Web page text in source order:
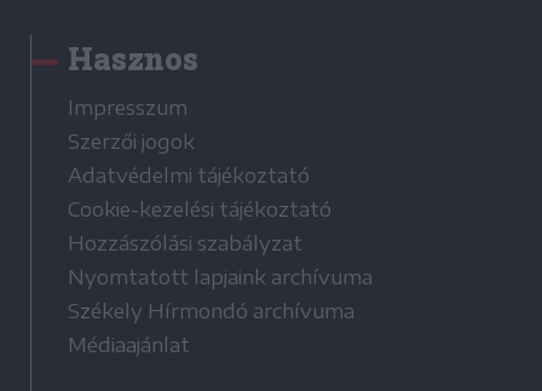
Hasznos
Impresszum
Szerzői jogok
Adatvédelmi tájékoztató
Cookie-kezelési tájékoztató
Hozzászólási szabályzat
Nyomtatott lapjaink archívuma
Székely Hírmondó archívuma
Médiaajánlat